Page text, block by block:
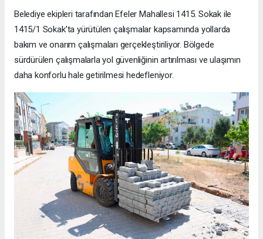
Belediye ekipleri tarafından Efeler Mahallesi 1415. Sokak ile
1415/1 Sokak’ta yürütülen çalışmalar kapsamında yollarda
bakım ve onarım çalışmaları gerçekleştiriliyor. Bölgede
sürdürülen çalışmalarla yol güvenliğinin artırılması ve ulaşımın
daha konforlu hale getirilmesi hedefleniyor.